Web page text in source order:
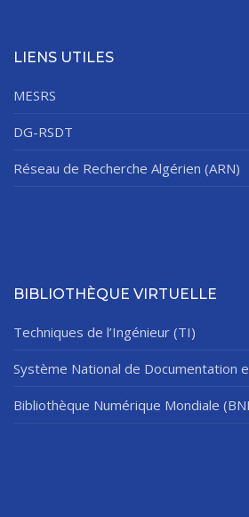
LIENS UTILES
MESRS
DG-RSDT
Réseau de Recherche Algérien (ARN)
BIBLIOTHÈQUE VIRTUELLE
Techniques de l’Ingénieur (TI)
Système National de Documentation
Bibliothèque Numérique Mondiale